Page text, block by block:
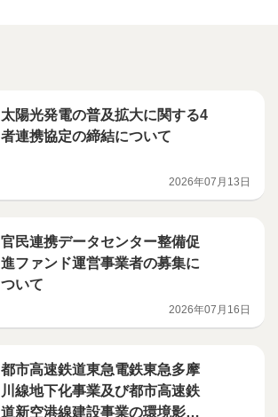
太陽光発電の普及拡大に関する4
者連携協定の締結について
2026年07月13日
官民連携データセンター整備促
進ファンド運営事業者の募集に
ついて
2026年07月16日
都市高速鉄道東急電鉄東急多摩
川線地下化事業及び都市高速鉄
道新空港線建設事業の環境影響